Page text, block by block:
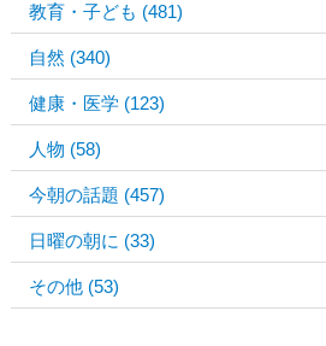
教育・子ども (481)
自然 (340)
健康・医学 (123)
人物 (58)
今朝の話題 (457)
日曜の朝に (33)
その他 (53)